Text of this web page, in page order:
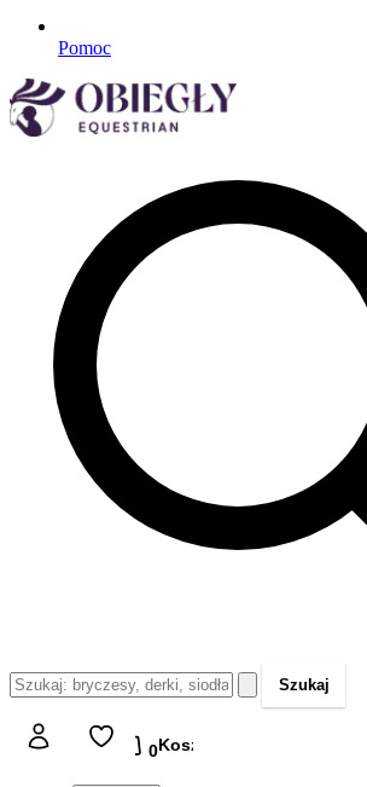
Pomoc
Szukaj
Koszyk 0Koszyk